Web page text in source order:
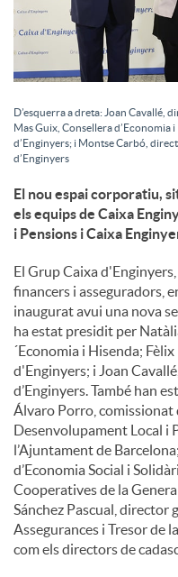
D’esquerra a dreta: Joan Cavallé,
Mas Guix, Consellera d’Economia
d’Enginyers; i Montse Carbó,
d’Enginyers
El nou espai corporatiu,
els equips de Caixa
i Pensions i Caixa
El Grup Caixa
financers i asseguradors,
inaugurat avui una nova
ha estat presidit per
´Economia i Hisenda;
d'Enginyers; i Joan
d’Enginyers. També han
Álvaro Porro, comissionat
Desenvolupament Local i
l’Ajuntament de
d’Economia Social i
Cooperatives de la
Sánchez Pascual, director
Assegurances i Tresor de
com els directors de